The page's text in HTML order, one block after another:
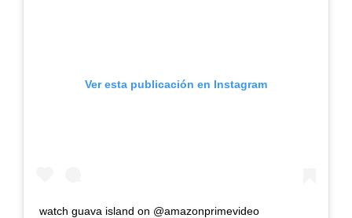
Ver esta publicación en Instagram
watch guava island on @amazonprimevideo